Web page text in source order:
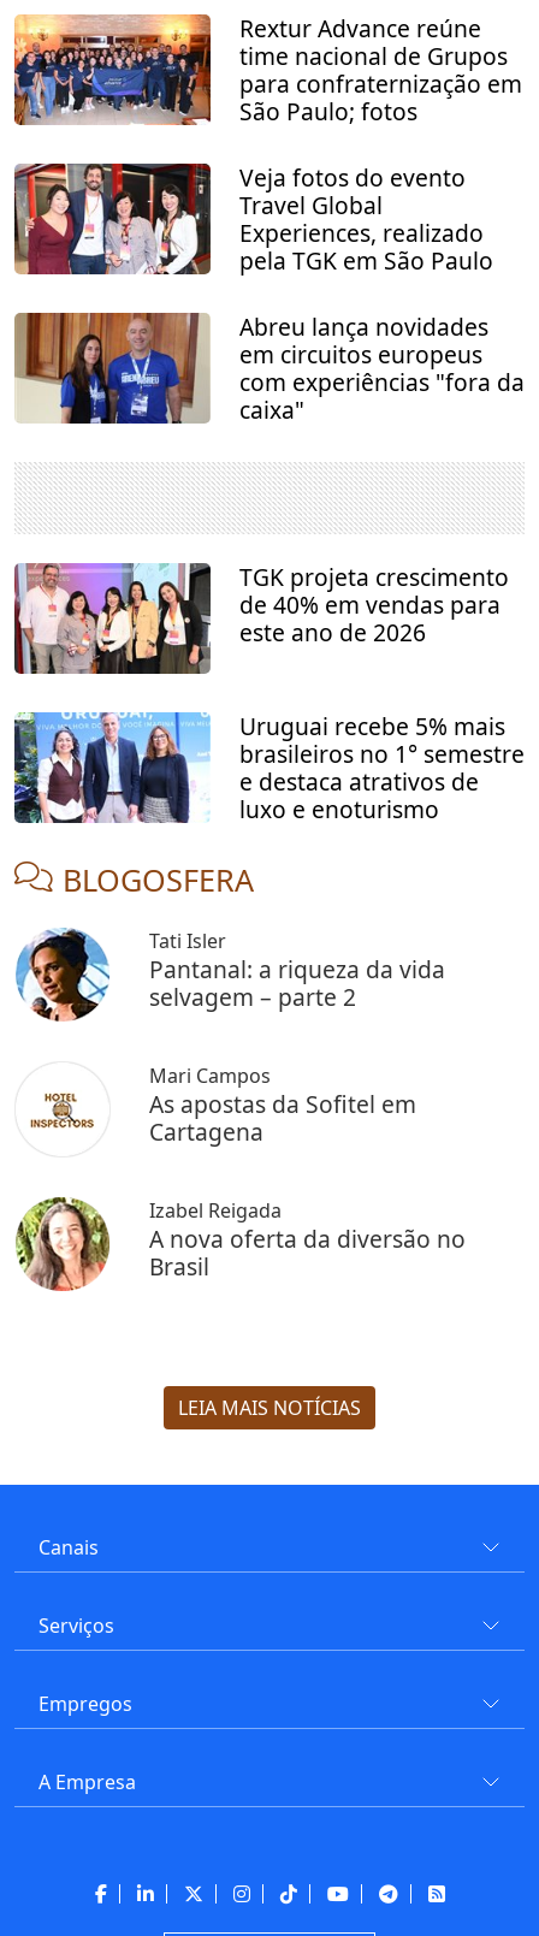
Rextur Advance reúne
time nacional de Grupos
para confraternização em
São Paulo; fotos
Veja fotos do evento
Travel Global
Experiences, realizado
pela TGK em São Paulo
Abreu lança novidades
em circuitos europeus
com experiências "fora da
caixa"
TGK projeta crescimento
de 40% em vendas para
este ano de 2026
Uruguai recebe 5% mais
brasileiros no 1° semestre
e destaca atrativos de
luxo e enoturismo
BLOGOSFERA
Tati Isler
Pantanal: a riqueza da vida
selvagem – parte 2
Mari Campos
As apostas da Sofitel em
Cartagena
Izabel Reigada
A nova oferta da diversão no
Brasil
LEIA MAIS NOTÍCIAS
Canais
Serviços
Empregos
A Empresa